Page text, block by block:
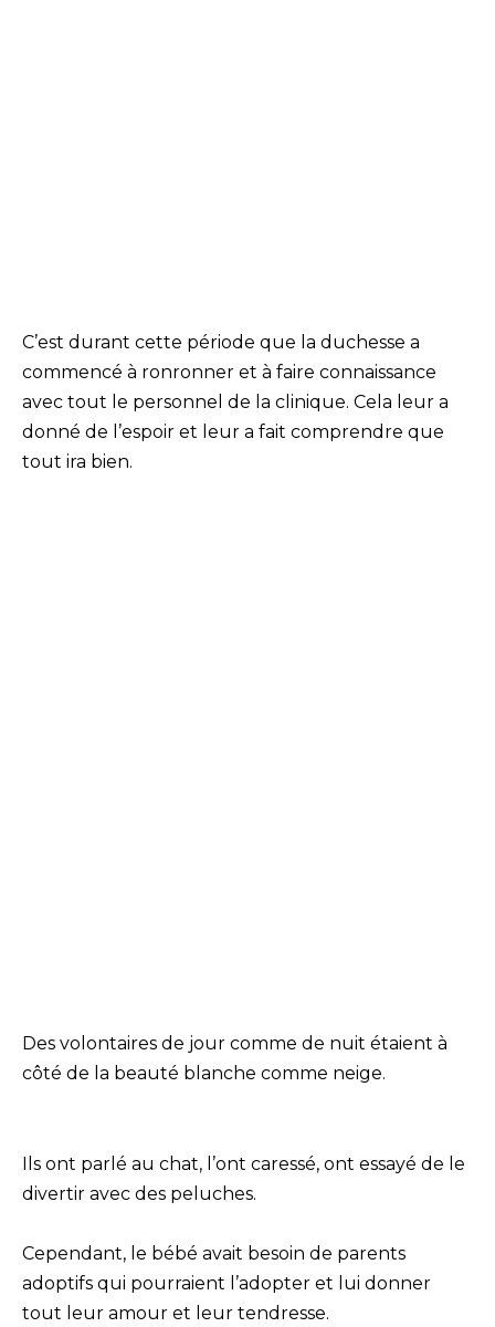
C’est durant cette période que la duchesse a
commencé à ronronner et à faire connaissance
avec tout le personnel de la clinique. Cela leur a
donné de l’espoir et leur a fait comprendre que
tout ira bien.
Des volontaires de jour comme de nuit étaient à
côté de la beauté blanche comme neige.
Ils ont parlé au chat, l’ont caressé, ont essayé de le
divertir avec des peluches.
Cependant, le bébé avait besoin de parents
adoptifs qui pourraient l’adopter et lui donner
tout leur amour et leur tendresse.